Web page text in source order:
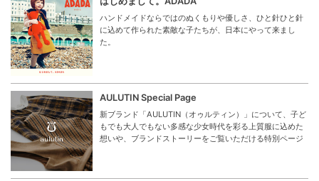
ハンドメイドならではのぬくもりや優しさ、ひと針ひと針
に込めて作られた素敵な子たちが、日本にやって来まし
た。
AULUTIN Special Page
新ブランド「AULUTIN（オゥルティン）」について、子ど
もでも大人でもない多感な少女時代を彩る上質服に込めた
想いや、ブランドストーリーをご覧いただける特別ページ